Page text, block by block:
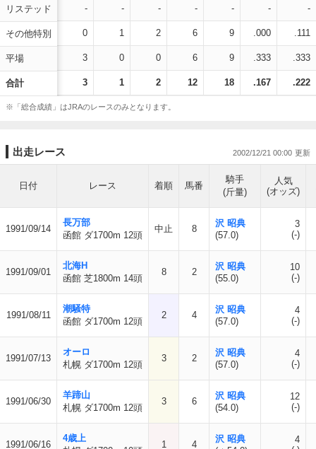
リステッド
その他特別
平場
合計
- - - - - - -
0 1 2 6 9 .000 .111
3 0 0 6 9 .333 .333
3 1 2 12 18 .167 .222
※「総合成績」はJRAのレースのみとなります。
出走レース 2002/12/21 00:00
日付 レース 着順 馬番
騎手
(斤量)
人気
(オッズ)
1991/09/14
長万部
函館 ダ1700m 12頭
中止 8
沢 昭典
(57.0)
3
(-)
1991/09/01
北海H
函館 芝1800m 14頭
8 2
沢 昭典
(55.0)
10
(-)
1991/08/11
潮騒特
函館 ダ1700m 12頭
2 4
沢 昭典
(57.0)
4
(-)
1991/07/13
オーロ
札幌 ダ1700m 12頭
3 2
沢 昭典
(57.0)
4
(-)
1991/06/30
羊蹄山
札幌 ダ1700m 12頭
3 6
沢 昭典
(54.0)
12
(-)
1991/06/16
4歳上
1 4
沢 昭典
4